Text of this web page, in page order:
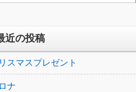
近の投稿
スマスプレゼント
ナ